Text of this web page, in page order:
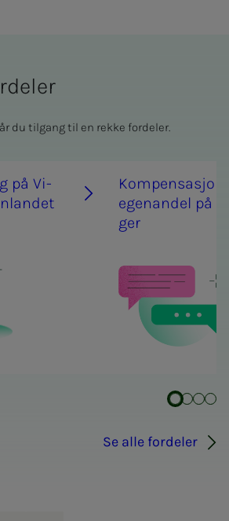
du tilgang til en rekke fordeler.
på Vi­­­
Kom­­­pen­sa­­­sjon
egen­an­­­del på
ger
Se alle fordeler